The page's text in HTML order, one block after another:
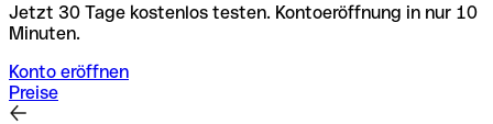
Jetzt 30 Tage kostenlos testen. Kontoeröffnung in nur 10
Minuten.
Konto eröffnen
Preise